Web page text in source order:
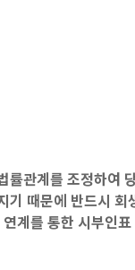
관계를 조정하여
때문에 반드시
계를 통한 시부인